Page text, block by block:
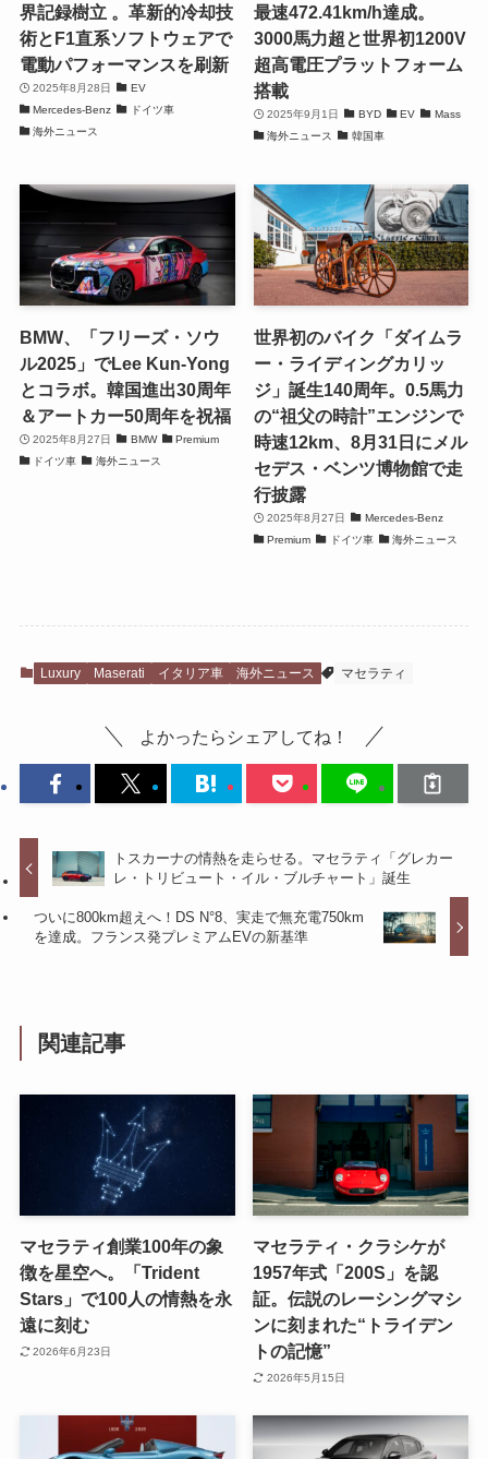
界記録樹立 。革新的冷却技
術とF1直系ソフトウェアで
電動パフォーマンスを刷新
2025年8月28日
EV
Mercedes-Benz
ドイツ車
海外ニュース
最速472.41km/h達成。
3000馬力超と世界初1200V
超高電圧プラットフォーム
搭載
2025年9月1日 BYD EV
Mass
海外ニュース
韓国車
BMW、「フリーズ・ソウ
ル2025」でLee Kun-Yong
とコラボ。韓国進出30周年
＆アートカー50周年を祝福
2025年8月27日 BMW
Premium
ドイツ車
海外ニュース
世界初のバイク「ダイムラ
ー・ライディングカリッ
ジ」誕生140周年。0.5馬力
の“祖父の時計”エンジンで
時速12km、8月31日にメル
セデス・ベンツ博物館で走
行披露
2025年8月27日
Mercedes-Benz
Premium
ドイツ車 海外ニュース
Luxury Maserati イタリア車 海外ニュース マセラティ
よかったらシェアしてね！
トスカーナの情熱を走らせる。マセラティ「グレカー
レ・トリビュート・イル・ブルチャート」誕生
ついに800km超えへ！DS N°8、実走で無充電750km
を達成。フランス発プレミアムEVの新基準
関連記事
マセラティ創業100年の象
徴を星空へ。「Trident
Stars」で100人の情熱を永
遠に刻む
2026年6月23日
マセラティ・クラシケが
1957年式「200S」を認
証。伝説のレーシングマシ
ンに刻まれた“トライデン
トの記憶”
2026年5月15日